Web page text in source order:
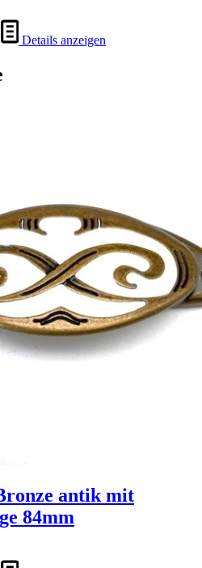
Details anzeigen
antik mit
84mm